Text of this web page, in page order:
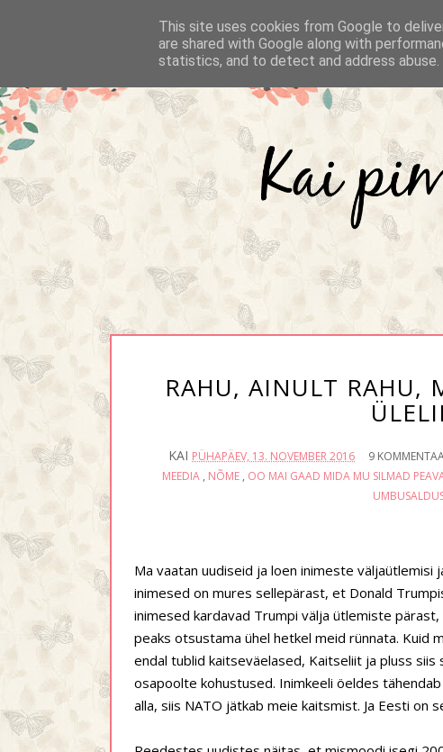
RAHU, AINULT RAHU,
KAI PÜHAPÄEV, 13. NOVEMBER 2016 9
MEEDIA, NÕME, OO MAI GAAD MIDA MU SILMAD
Ma vaatan uudiseid ja loen inimeste väljaütlemisi
inimesed on mures sellepärast, et Donald
inimesed kardavad Trumpi välja ütlemiste
peaks otsustama ühel hetkel meid rünnata. Kuid
endal tublid kaitseväelased, Kaitseliit ja pluss
osapoolte kohustused. Inimkeeli öeldes
alla, siis NATO jätkab meie kaitsmist. Ja Eesti on
This site uses cookies from Google to
are shared with Google along with
statistics, and to detect and address abuse.